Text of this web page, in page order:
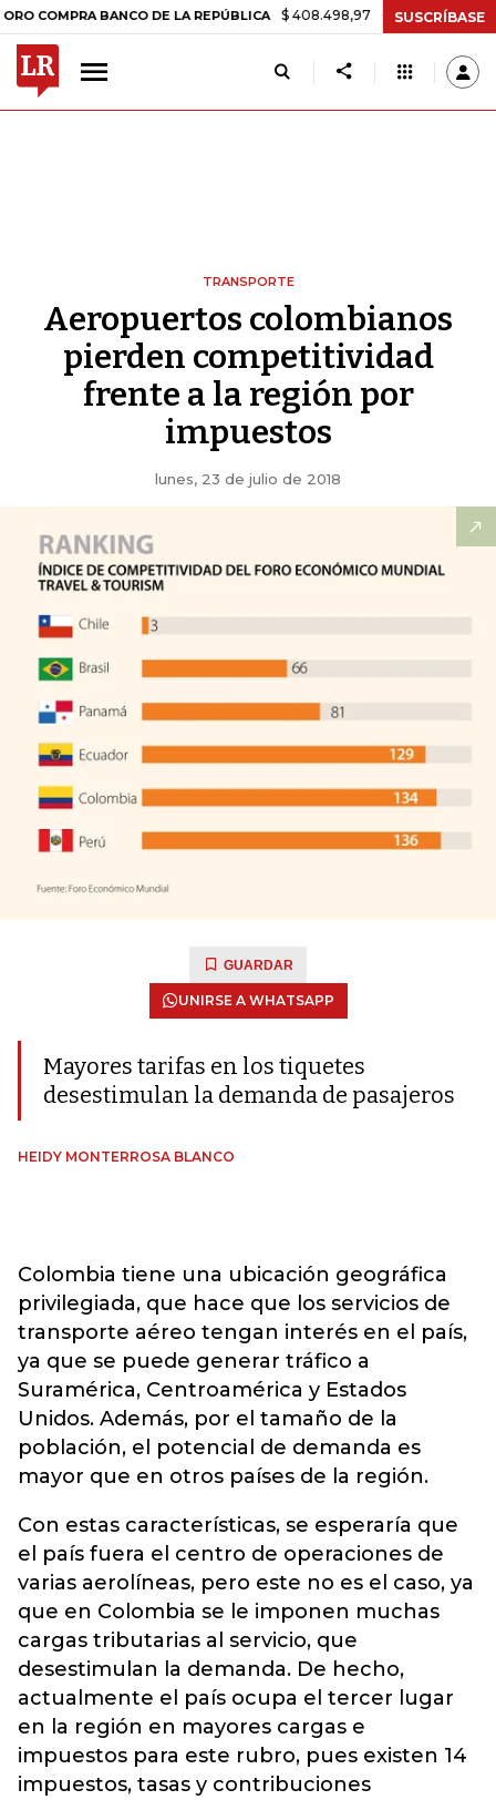
BANCO DE LA REPÚBLICA $ 408.498,97 +$ 8.753,81 +2,19%
SUSCRÍBASE
TRANSPORTE
Aeropuertos colombianos
pierden competitividad
frente a la región por
impuestos
lunes, 23 de julio de 2018
GUARDAR
UNIRSE A WHATSAPP
Mayores tarifas en los tiquetes
desestimulan la demanda de pasajeros
HEIDY MONTERROSA BLANCO
Colombia tiene una ubicación geográfica
privilegiada, que hace que los servicios de
transporte aéreo tengan interés en el país,
ya que se puede generar tráfico a
Suramérica, Centroamérica y Estados
Unidos. Además, por el tamaño de la
población, el potencial de demanda es
mayor que en otros países de la región.
Con estas características, se esperaría que
el país fuera el centro de operaciones de
varias aerolíneas, pero este no es el caso, ya
que en Colombia se le imponen muchas
cargas tributarias al servicio, que
desestimulan la demanda. De hecho,
actualmente el país ocupa el tercer lugar
en la región en mayores cargas e
impuestos para este rubro, pues existen 14
impuestos, tasas y contribuciones